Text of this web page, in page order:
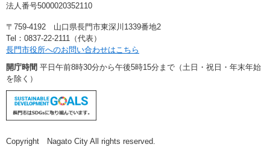
法人番号5000020352110
〒759-4192 山口県長門市東深川1339番地2
Tel：0837-22-2111（代表）
長門市役所へのお問い合わせはこちら
開庁時間 平日午前8時30分から午後5時15分まで（土日・祝日・年末年始
を除く）
Copyright Nagato City All rights reserved.